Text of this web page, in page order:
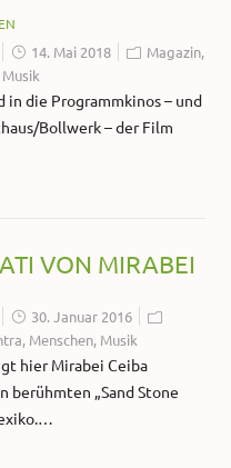
14. Mai 2018 Magazin,
Musik
in die Programmkinos – und
Bollwerk – der Film
VON MIRABEI
30. Januar 2016
, Menschen, Musik
hier Mirabei Ceiba
berühmten „Sand Stone